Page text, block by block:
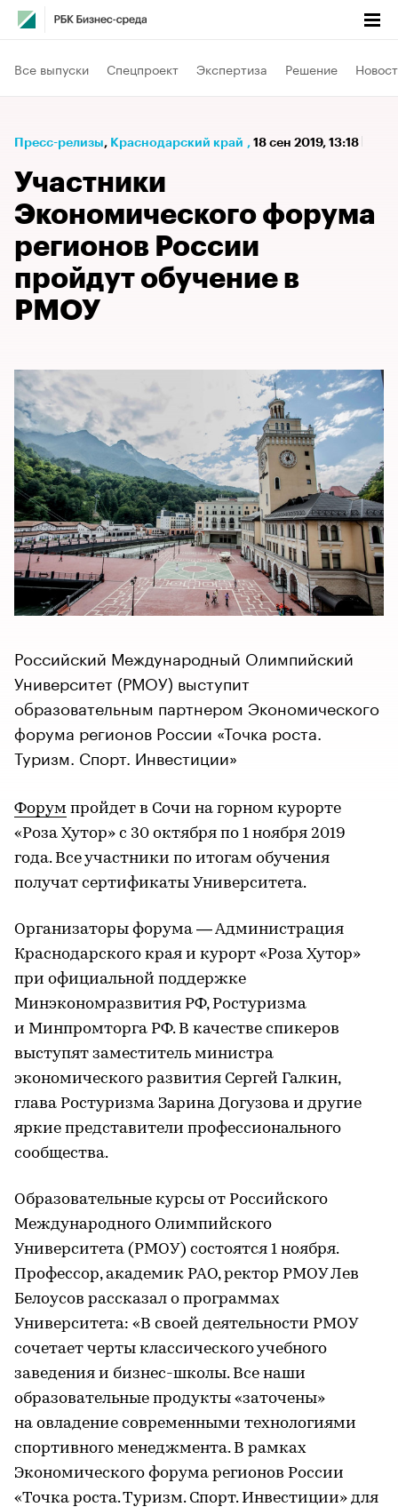
Все выпуски Спецпроект Экспертиза Решение
Пресс-релизы⁠, Краснодарский край , 18 сен 2019, 13:18
Участники
Экономического форума
регионов России
пройдут обучение в
РМОУ
Российский Международный Олимпийский
Университет (РМОУ) выступит
образовательным партнером Экономического
форума регионов России «Точка роста.
Туризм. Спорт. Инвестиции»
Форум пройдет в Сочи на горном курорте
«Роза Хутор» с 30 октября по 1 ноября 2019
года. Все участники по итогам обучения
получат сертификаты Университета.
Организаторы форума — Администрация
Краснодарского края и курорт «Роза Хутор»
при официальной поддержке
Минэкономразвития РФ, Ростуризма
и Минпромторга РФ. В качестве спикеров
выступят заместитель министра
экономического развития Сергей Галкин,
глава Ростуризма Зарина Догузова и другие
яркие представители профессионального
сообщества.
Образовательные курсы от Российского
Международного Олимпийского
Университета (РМОУ) состоятся 1 ноября.
Профессор, академик РАО, ректор РМОУ Лев
Белоусов рассказал о программах
Университета: «В своей деятельности РМОУ
сочетает черты классического учебного
заведения и бизнес-школы. Все наши
образовательные продукты «заточены»
на овладение современными технологиями
спортивного менеджмента. В рамках
Экономического форума регионов России
«Точка роста. Туризм. Спорт. Инвестиции» для